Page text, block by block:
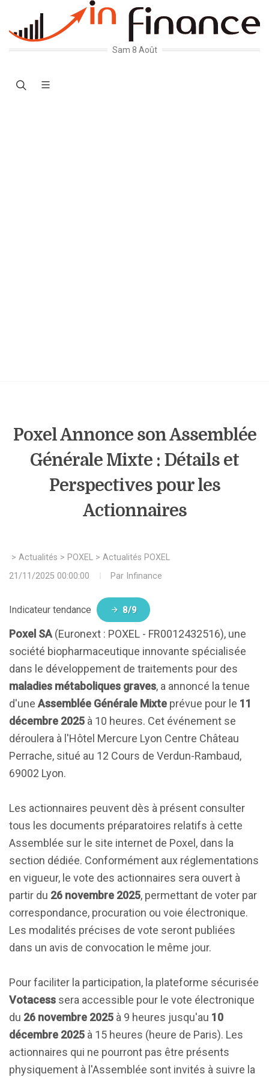
Sam 8 Août
Poxel Annonce son Assemblée
Générale Mixte : Détails et
Perspectives pour les
Actionnaires
> Actualités > POXEL > Actualités POXEL
21/11/2025 00:00:00
Par Infinance
Indicateur tendance 8/9
Poxel SA (Euronext : POXEL - FR0012432516), une
société biopharmaceutique innovante spécialisée
dans le développement de traitements pour des
maladies métaboliques graves, a annoncé la tenue
d'une Assemblée Générale Mixte prévue pour le 11
décembre 2025 à 10 heures. Cet événement se
déroulera à l'Hôtel Mercure Lyon Centre Château
Perrache, situé au 12 Cours de Verdun-Rambaud,
69002 Lyon.
Les actionnaires peuvent dès à présent consulter
tous les documents préparatoires relatifs à cette
Assemblée sur le site internet de Poxel, dans la
section dédiée. Conformément aux réglementations
en vigueur, le vote des actionnaires sera ouvert à
partir du 26 novembre 2025, permettant de voter par
correspondance, procuration ou voie électronique.
Les modalités précises de vote seront publiées
dans un avis de convocation le même jour.
Pour faciliter la participation, la plateforme sécurisée
Votacess sera accessible pour le vote électronique
du 26 novembre 2025 à 9 heures jusqu'au 10
décembre 2025 à 15 heures (heure de Paris). Les
actionnaires qui ne pourront pas être présents
physiquement à l'Assemblée sont invités à suivre la